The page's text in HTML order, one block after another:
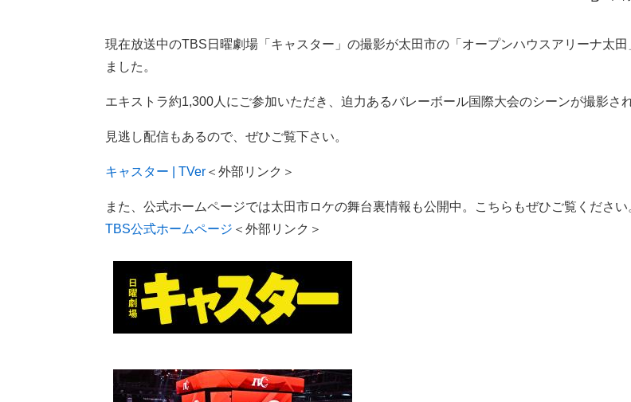
現在放送中のTBS日曜劇場「キャスター」の撮影が太田市の「オープンハウスアリーナ太
ました。
エキストラ約1,300人にご参加いただき、迫力あるバレーボール国際大会のシーンが撮影さ
見逃し配信もあるので、ぜひご覧下さい。
キャスター | TVer ＜外部リンク＞
また、公式ホームページでは太田市ロケの舞台裏情報も公開中。こちらもぜひご覧ください
TBS公式ホームページ ＜外部リンク＞